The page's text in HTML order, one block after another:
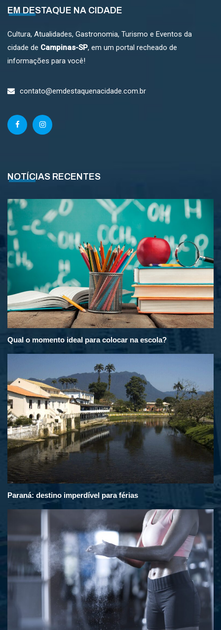
EM DESTAQUE NA CIDADE
Cultura, Atualidades, Gastronomia, Turismo e Eventos da
cidade de Campinas-SP, em um portal recheado de
informações para você!
contato@emdestaquenacidade.com.br
NOTÍCIAS RECENTES
Qual o momento ideal para colocar na escola?
Paraná: destino imperdível para férias